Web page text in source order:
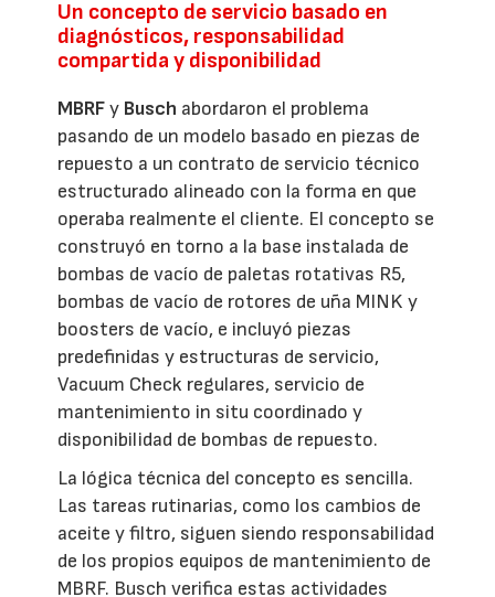
Un concepto de servicio basado en
diagnósticos, responsabilidad
compartida y disponibilidad
MBRFy Busch abordaron el problema
pasando de un modelo basado en piezas de
repuesto a un contrato de servicio técnico
estructurado alineado con la forma en que
operaba realmente el cliente. El concepto se
construyó en torno a la base instalada de
bombas de vacío de paletas rotativas R5,
bombas de vacío de rotores de uña MINK y
boosters de vacío, e incluyó piezas
predefinidas y estructuras de servicio,
Vacuum Check regulares, servicio de
mantenimiento in situ coordinado y
disponibilidad de bombas de repuesto.
La lógica técnica del concepto es sencilla.
Las tareas rutinarias, como los cambios de
aceite y filtro, siguen siendo responsabilidad
de los propios equipos de mantenimiento de
MBRF. Busch verifica estas actividades